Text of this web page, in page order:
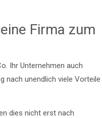
Firma zum
Ihr Unternehmen auch
nach unendlich viele Vorteile
dies nicht erst nach